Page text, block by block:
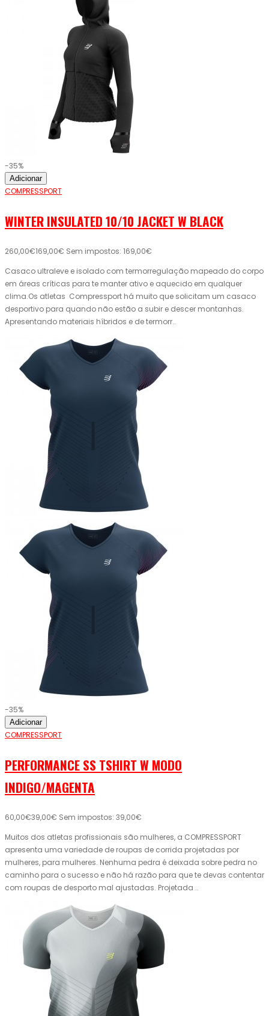
-35%
Adicionar
COMPRESSPORT
WINTER INSULATED 10/10 JACKET W BLACK
260,00€169,00€ Sem impostos: 169,00€
Casaco ultraleve e isolado com termorregulação mapeado do corpo
em áreas críticas para te manter ativo e aquecido em qualquer
clima.Os atletas Compressport há muito que solicitam um casaco
desportivo para quando não estão a subir e descer montanhas.
Apresentando materiais híbridos e de termorr..
-35%
Adicionar
COMPRESSPORT
PERFORMANCE SS TSHIRT W MODO
INDIGO/MAGENTA
60,00€39,00€ Sem impostos: 39,00€
Muitos dos atletas profissionais são mulheres, a COMPRESSPORT
apresenta uma variedade de roupas de corrida projetadas por
mulheres, para mulheres. Nenhuma pedra é deixada sobre pedra no
caminho para o sucesso e não há razão para que te devas contentar
com roupas de desporto mal ajustadas. Projetada ..